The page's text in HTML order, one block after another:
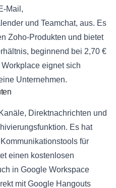
Mail,
und Teamchat, aus. Es
Zoho-Produkten und bietet
beginnend bei 2,70 €
eignet sich
Unternehmen.
Direktnachrichten und
Es hat
für
einen kostenlosen
in Google Workspace
mit Google Hangouts